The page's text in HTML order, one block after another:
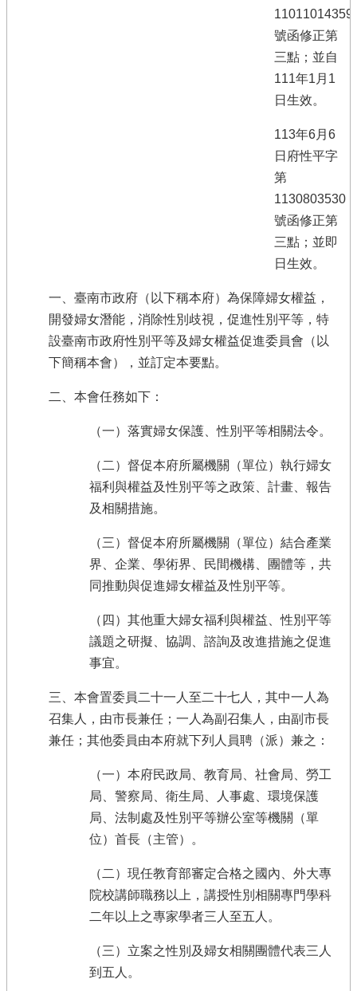
號函修正第
三點；並自
111年1月1
日生效。
113年6月6
日府性平字
第
1130803530
號函修正第
三點；並即
日生效。
一、臺南市政府（以下稱本府）為保障婦女權益，
開發婦女潛能，消除性別歧視，促進性別平等，特
設臺南市政府性別平等及婦女權益促進委員會（以
下簡稱本會），並訂定本要點。
二、本會任務如下：
（一）落實婦女保護、性別平等相關法令。
（二）督促本府所屬機關（單位）執行婦女
福利與權益及性別平等之政策、計畫、報告
及相關措施。
（三）督促本府所屬機關（單位）結合產業
界、企業、學術界、民間機構、團體等，共
同推動與促進婦女權益及性別平等。
（四）其他重大婦女福利與權益、性別平等
議題之研擬、協調、諮詢及改進措施之促進
事宜。
三、本會置委員二十一人至二十七人，其中一人為
召集人，由市長兼任；一人為副召集人，由副市長
兼任；其他委員由本府就下列人員聘（派）兼之：
（一）本府民政局、教育局、社會局、勞工
局、警察局、衛生局、人事處、環境保護
局、法制處及性別平等辦公室等機關（單
位）首長（主管）。
（二）現任教育部審定合格之國內、外大專
院校講師職務以上，講授性別相關專門學科
二年以上之專家學者三人至五人。
（三）立案之性別及婦女相關團體代表三人
到五人。